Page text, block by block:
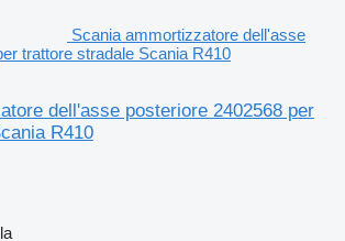
Scania ammortizzatore dell'asse
trattore stradale Scania R410
dell'asse posteriore 2402568 per
R410